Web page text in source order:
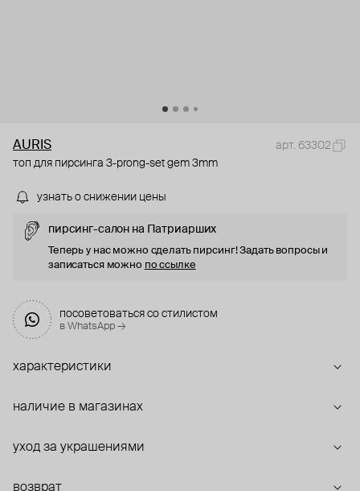
AURIS
арт. 63302
топ для пирсинга 3-prong-set gem 3mm
узнать о снижении цены
пирсинг-салон на Патриарших
Теперь у нас можно сделать пирсинг! Задать вопросы и
записаться можно по ссылке
посоветоваться со стилистом
в WhatsApp →
характеристики
наличие в магазинах
уход за украшениями
возврат